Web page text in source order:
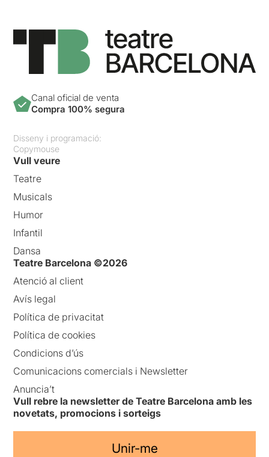
Canal oficial de venta
Compra 100% segura
Disseny i programació:
Copymouse
Vull veure
Teatre
Musicals
Humor
Infantil
Dansa
Teatre Barcelona ©2026
Atenció al client
Avís legal
Política de privacitat
Política de cookies
Condicions d’ús
Comunicacions comercials i Newsletter
Anuncia’t
Vull rebre la newsletter de Teatre Barcelona amb les
novetats, promocions i sorteigs
Unir-me